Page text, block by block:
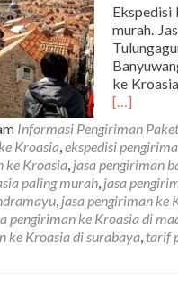
Ekspedisi
murah.
ke
[…]
Informasi Pengiriman
Kroasia,ekspedisi
ke Kroasia, jasa pengiriman
paling murah, jasa
, jasa pengiriman ke
pengiriman ke Kroasia di
ke Kroasia di surabaya, tarif